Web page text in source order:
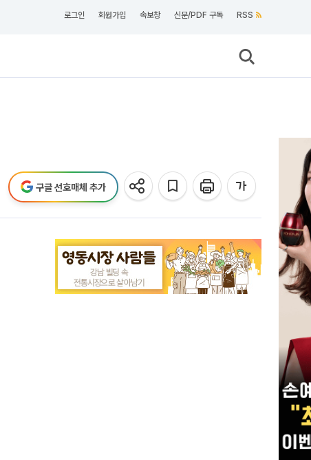
로그인 회원가입 속보창 신문/PDF 구독 RSS
구글 선호매체 추가